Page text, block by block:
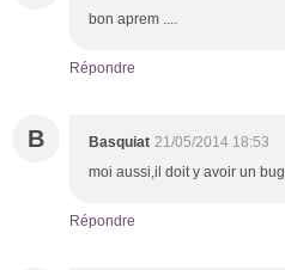
bon aprem ....
Répondre
B Basquiat 21/05/2014 18:53
moi aussi,il doit y avoir un bug
Répondre